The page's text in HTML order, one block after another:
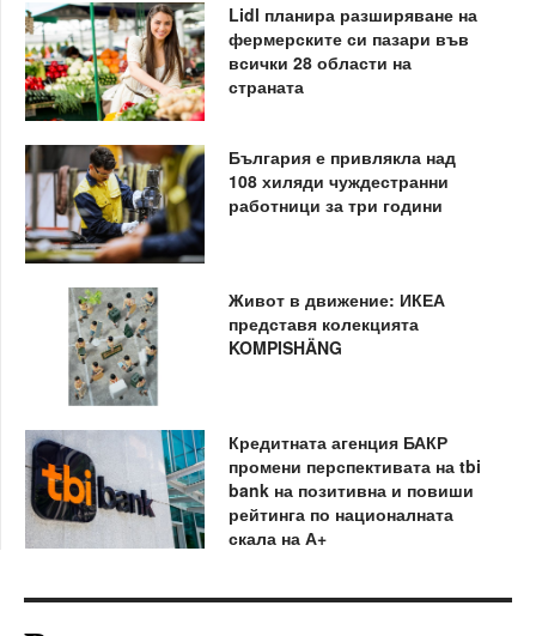
Lidl планира разширяване на
фермерските си пазари във
всички 28 области на
страната
България е привлякла над
108 хиляди чуждестранни
работници за три години
Живот в движение: ИКЕА
представя колекцията
KOMPISHÄNG
Кредитната агенция БАКР
промени перспективата на tbi
bank на позитивна и повиши
рейтинга по националната
скала на А+